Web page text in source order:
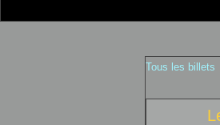
Tous les billets